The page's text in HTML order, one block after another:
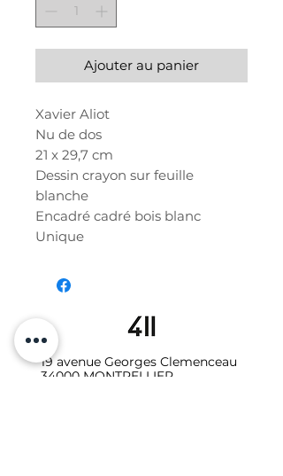
Ajouter au panier
Xavier Aliot
Nu de dos
21 x 29,7 cm
Dessin crayon sur feuille
blanche
Encadré cadré bois blanc
Unique
19 avenue Georges Clemenceau
34000 MONTPELLIER